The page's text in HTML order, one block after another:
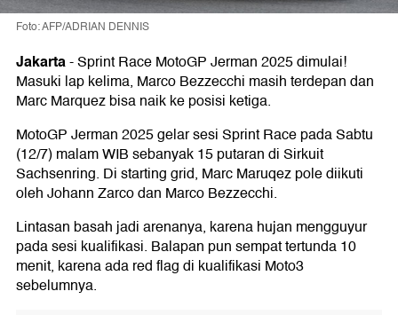
Foto: AFP/ADRIAN DENNIS
Jakarta-Sprint Race MotoGP Jerman 2025 dimulai!
Masuki lap kelima, Marco Bezzecchi masih terdepan dan
Marc Marquez bisa naik ke posisi ketiga.
MotoGP Jerman 2025 gelar sesi Sprint Race pada Sabtu
(12/7) malam WIB sebanyak 15 putaran di Sirkuit
Sachsenring. Di starting grid, Marc Maruqez pole diikuti
oleh Johann Zarco dan Marco Bezzecchi.
Lintasan basah jadi arenanya, karena hujan mengguyur
pada sesi kualifikasi. Balapan pun sempat tertunda 10
menit, karena ada red flag di kualifikasi Moto3
sebelumnya.